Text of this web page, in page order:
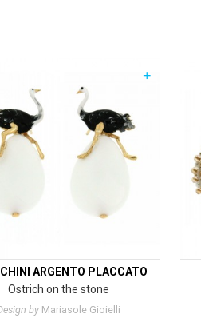
+
ARGENTO PLACCATO
Ostrich on the stone
by Mariasole Gioielli